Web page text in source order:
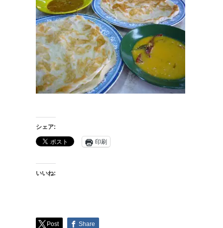
シェア:
印刷
いいね:
Post Share